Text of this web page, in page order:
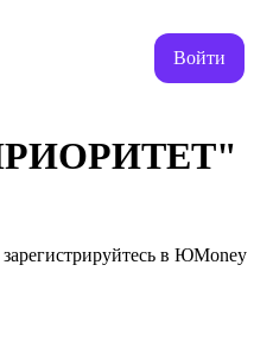
Войти
в ЮMoney